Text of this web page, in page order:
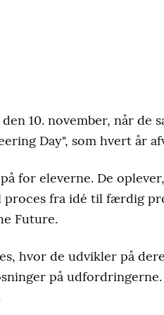
10. november, når de
Day", som hvert år
for eleverne. De
fra idé til færdig
Future.
hvor de udvikler på
på